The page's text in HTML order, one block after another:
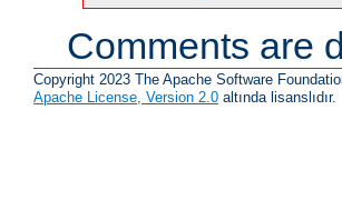
Comments are
Copyright 2023 The Apache Software
Apache License, Version 2.0 altında lisanslıdır.